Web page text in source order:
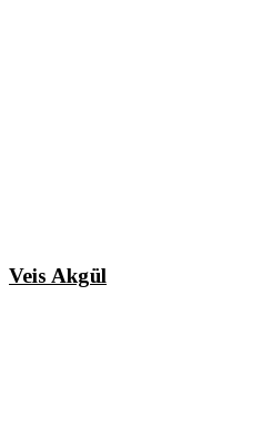
Veis Akgül